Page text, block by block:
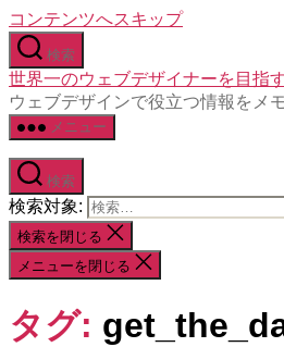
コンテンツへスキップ
検索
世界一のウェブデザイナーを目指
ウェブデザインで役立つ情報をメ
メニュー
検索
検索対象:
検索を閉じる
メニューを閉じる
タグ: